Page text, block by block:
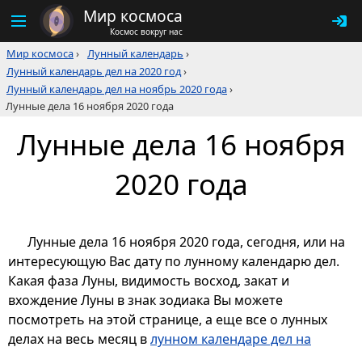
Мир космоса
Космос вокруг нас
Мир космоса› Лунный календарь ›
Лунный календарь дел на 2020 год›
Лунный календарь дел на ноябрь 2020 года›
Лунные дела 16 ноября 2020 года
Лунные дела 16 ноября
2020 года
Лунные дела 16 ноября 2020 года, сегодня, или на
интересующую Вас дату по лунному календарю дел.
Какая фаза Луны, видимость восход, закат и
вхождение Луны в знак зодиака Вы можете
посмотреть на этой странице, а еще все о лунных
делах на весь месяц влунном календаре дел на